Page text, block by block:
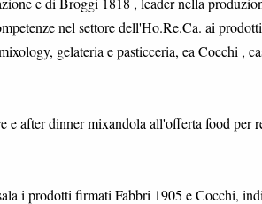
nel settore dell'Ho.Re.Ca. ai
gelateria e pasticceria, ea Cocchi ,
after dinner mixandola all'offerta food per
i prodotti firmati Fabbri 1905 e Cocchi,